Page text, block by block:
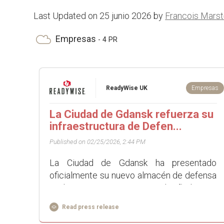
Last Updated on 25 junio 2026 by Francois
Empresas - 4 PR
ReadyWise UK Empresas
La Ciudad de Gdansk refuerza su
infraestructura de Defen...
Published on 02/25/2026, 2:44 PM
La Ciudad de Gdansk ha presentado
oficialmente su nuevo almacén de defensa
civil y respuesta ante crisis, diseñado para
reforzar la preparación mun...
Read press release